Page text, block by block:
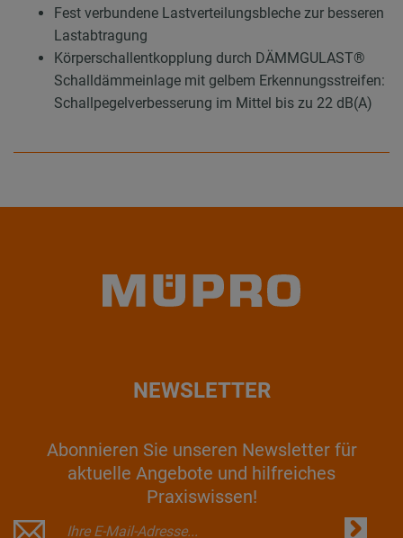
Fest verbundene Lastverteilungsbleche zur besseren
Lastabtragung
Körperschallentkopplung durch DÄMMGULAST®
Schalldämmeinlage mit gelbem Erkennungsstreifen:
Schallpegelverbesserung im Mittel bis zu 22 dB(A)
NEWSLETTER
Abonnieren Sie unseren Newsletter für
aktuelle Angebote und hilfreiches
Praxiswissen!